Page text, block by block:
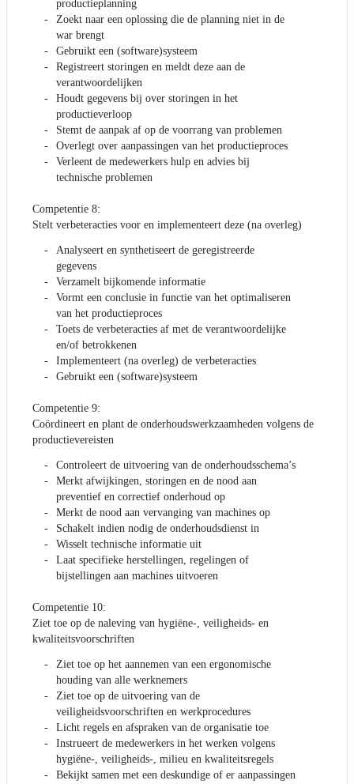
productieplanning
Zoekt naar een oplossing die de planning niet in de
war brengt
Gebruikt een (software)systeem
Registreert storingen en meldt deze aan de
verantwoordelijken
Houdt gegevens bij over storingen in het
productieverloop
Stemt de aanpak af op de voorrang van problemen
Overlegt over aanpassingen van het productieproces
Verleent de medewerkers hulp en advies bij
technische problemen
Competentie 8:
Stelt verbeteracties voor en implementeert deze (na overleg)
Analyseert en synthetiseert de geregistreerde
gegevens
Verzamelt bijkomende informatie
Vormt een conclusie in functie van het optimaliseren
van het productieproces
Toets de verbeteracties af met de verantwoordelijke
en/of betrokkenen
Implementeert (na overleg) de verbeteracties
Gebruikt een (software)systeem
Competentie 9:
Coördineert en plant de onderhoudswerkzaamheden volgens de
productievereisten
Controleert de uitvoering van de onderhoudsschema’s
Merkt afwijkingen, storingen en de nood aan
preventief en correctief onderhoud op
Merkt de nood aan vervanging van machines op
Schakelt indien nodig de onderhoudsdienst in
Wisselt technische informatie uit
Laat specifieke herstellingen, regelingen of
bijstellingen aan machines uitvoeren
Competentie 10:
Ziet toe op de naleving van hygiëne-, veiligheids- en
kwaliteitsvoorschriften
Ziet toe op het aannemen van een ergonomische
houding van alle werknemers
Ziet toe op de uitvoering van de
veiligheidsvoorschriften en werkprocedures
Licht regels en afspraken van de organisatie toe
Instrueert de medewerkers in het werken volgens
hygiëne-, veiligheids-, milieu en kwaliteitsregels
Bekijkt samen met een deskundige of er aanpassingen